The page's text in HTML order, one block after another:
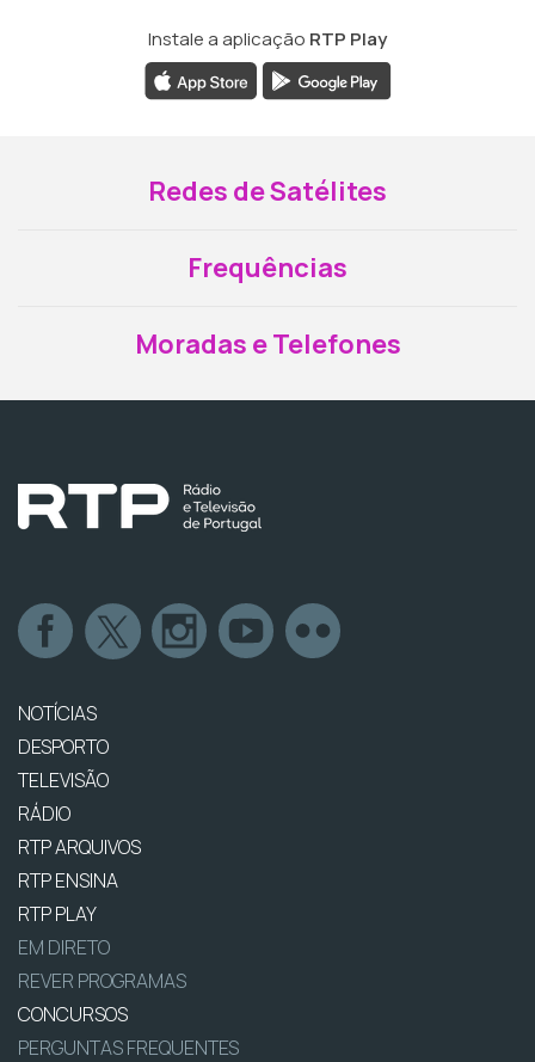
Instale a aplicação RTP Play
Redes de Satélites
Frequências
Moradas e Telefones
NOTÍCIAS
DESPORTO
TELEVISÃO
RÁDIO
RTP ARQUIVOS
RTP ENSINA
RTP PLAY
EM DIRETO
REVER PROGRAMAS
CONCURSOS
PERGUNTAS FREQUENTES